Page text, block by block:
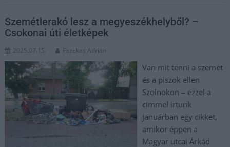
Szemétlerakó lesz a megyeszékhelyből? –
Csokonai úti életképek
2025.07.15. Fazekas Adrián
Van mit tenni a szemét
és a piszok ellen
Szolnokon – ezzel a
címmel írtunk
januárban egy cikket,
amikor éppen a
Magyar utcai Árkád